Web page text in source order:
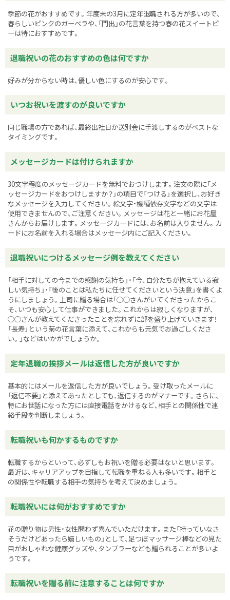
季節の花がおすすめです。年度末の3月に定年退職される方が多いので、
春らしいピンクのガーベラや、「門出」の花言葉を持つ春の花スイートピ
ーは特におすすめです。
退職祝いの花のおすすめの色は何ですか
好みが分からない時は、優しい色にするのが安心です。
いつお祝いを渡すのが良いですか
同じ職場の方であれば、最終出社日か送別会に手渡しするのがベストな
タイミングです。
メッセージカードは付けられますか
30文字程度のメッセージカードを無料でおつけします。注文の際に「メ
ッセージカードをおつけしますか？」の項目で「つける」を選択し、お好き
なメッセージを入力してください。絵文字・機種依存文字などの文字は
使用できませんので、ご注意ください。メッセージは花と一緒にお花屋
さんからお届けします。メッセージカードには、お名前は入りません。カ
ードにお名前を入れる場合はメッセージ内にご記入ください。
退職祝いにつけるメッセージ例を教えてください
「相手に対しての今までの感謝の気持ち」・「今、自分たちが抱えている寂
しい気持ち」・「後のことは私たちに任せてくださいという決意」を書くよ
うにしましょう。上司に贈る場合は「○○さんがいてくださったからこ
そ、いつも安心して仕事ができました。これからは寂しくなりますが、
○○さんが教えてくださったことを忘れずに部を盛り上げていきます！
「長寿」という菊の花言葉に添えて、これからも元気でお過ごしくださ
い。」などはいかがでしょうか。
定年退職の挨拶メールは返信した方が良いですか
基本的にはメールを返信した方が良いでしょう。受け取ったメールに
「返信不要」と添えてあったとしても、返信するのがマナーです。さらに、
特にお世話になった方には直接電話をかけるなど、相手との関係性で連
絡手段を判断しましょう。
転職祝いも何かするものですか
転職するからといって、必ずしもお祝いを贈る必要はないと思います。
最近は、キャリアアップを目指して転職を重ねる人も多いです。相手と
の関係性や転職する相手の気持ちを考えて決めましょう。
転職祝いには何がおすすめですか
花の贈り物は男性・女性問わず喜んでいただけます。また「持っていなさ
そうだけどあったら嬉しいもの」として、足つぼマッサージ棒などの見た
目がおしゃれな健康グッズや、タンブラーなども贈られることが多いよ
うです。
転職祝いを贈る前に注意することは何ですか